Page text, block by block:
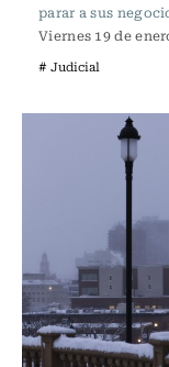
parar a sus
Viernes 19 de
# Judicial